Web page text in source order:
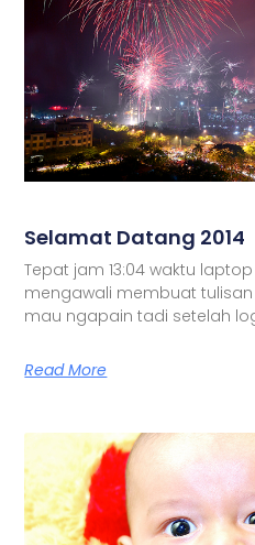
Selamat Datang 2014
Tepat jam 13:04 waktu
mengawali membuat
mau ngapain tadi setelah
Read More